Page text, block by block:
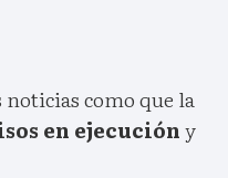
como que la
en ejecucióny